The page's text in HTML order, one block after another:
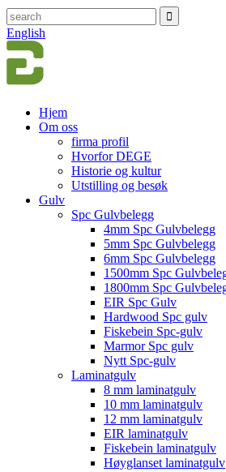
English
Hjem
Om oss
firma profil
Hvorfor DEGE
Historie og kultur
Utstilling og besøk
Gulv
Spc Gulvbelegg
4mm Spc Gulvbelegg
5mm Spc Gulvbelegg
6mm Spc Gulvbelegg
1500mm Spc
1800mm Spc
EIR Spc Gulv
Hardwood Spc gulv
Fiskebein Spc-gulv
Marmor Spc gulv
Nytt Spc-gulv
Laminatgulv
8 mm laminatgulv
10 mm laminatgulv
12 mm laminatgulv
EIR laminatgulv
Fiskebein laminatgulv
Høyglanset laminatgulv